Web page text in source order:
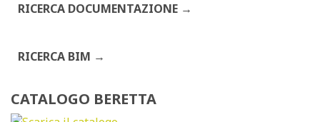
RICERCA DOCUMENTAZIONE
RICERCA BIM
CATALOGO BERETTA